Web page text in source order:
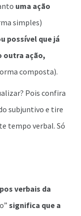
uma ação
simples)
possível que já
outra ação,
composta).
Pois confira
subjuntivo e tire
tempo verbal. Só
verbais da
significa que a